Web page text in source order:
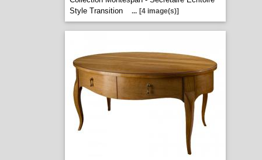
Style Transition
... [4 image(s)]